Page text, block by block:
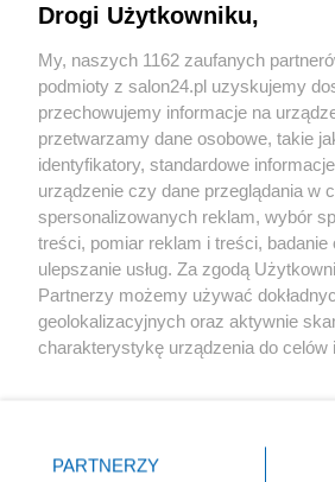
Sport
Społeczeństwo
Kultura
X Facebook
Drogi Użytkowniku,
My, naszych 1162 zaufanych
podmioty z salon24.pl uzyskujemy
przechowujemy informacje na
przetwarzamy dane osobowe, takie
identyfikatory, standardowe
urządzenie czy dane przeglądania w
spersonalizowanych reklam, wybór
treści, pomiar reklam i treści, badanie
ulepszanie usług. Za zgodą
Partnerzy możemy używać
geolokalizacyjnych oraz aktywnie
charakterystykę urządzenia do celów
zmienić/wycofać klikając przycisk
PARTNERZY